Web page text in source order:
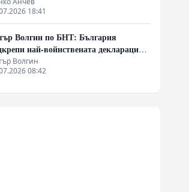
18:41
Волгин по БНТ: България
най-войнствената декларация,
някога съм чел
Волгин
08:42